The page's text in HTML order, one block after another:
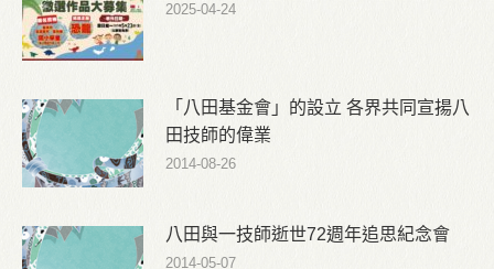
2025-04-24
「八田基金會」的設立 各界共同宣揚八
田技師的偉業
2014-08-26
八田與一技師逝世72週年追思紀念會
2014-05-07